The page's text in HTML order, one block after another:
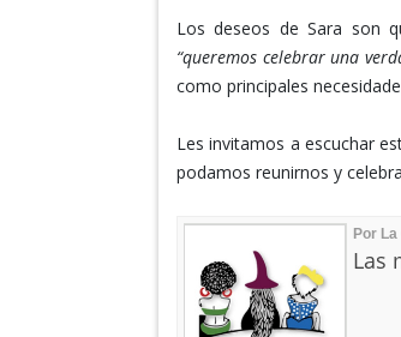
Los deseos de Sara son
“queremos celebrar una
como principales
Les invitamos a escuchar
podamos reunirnos y